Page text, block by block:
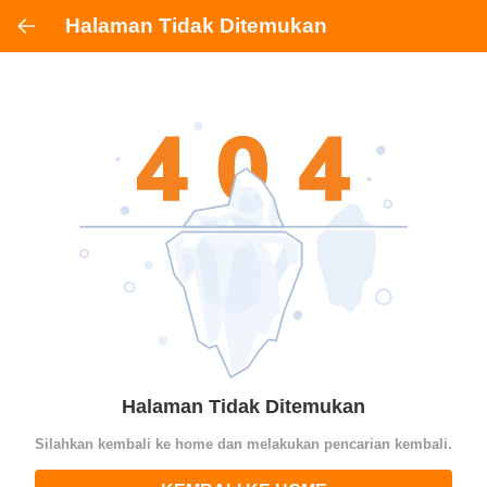
Halaman Tidak Ditemukan
Halaman Tidak Ditemukan
Silahkan kembali ke home dan melakukan pencarian kembali.